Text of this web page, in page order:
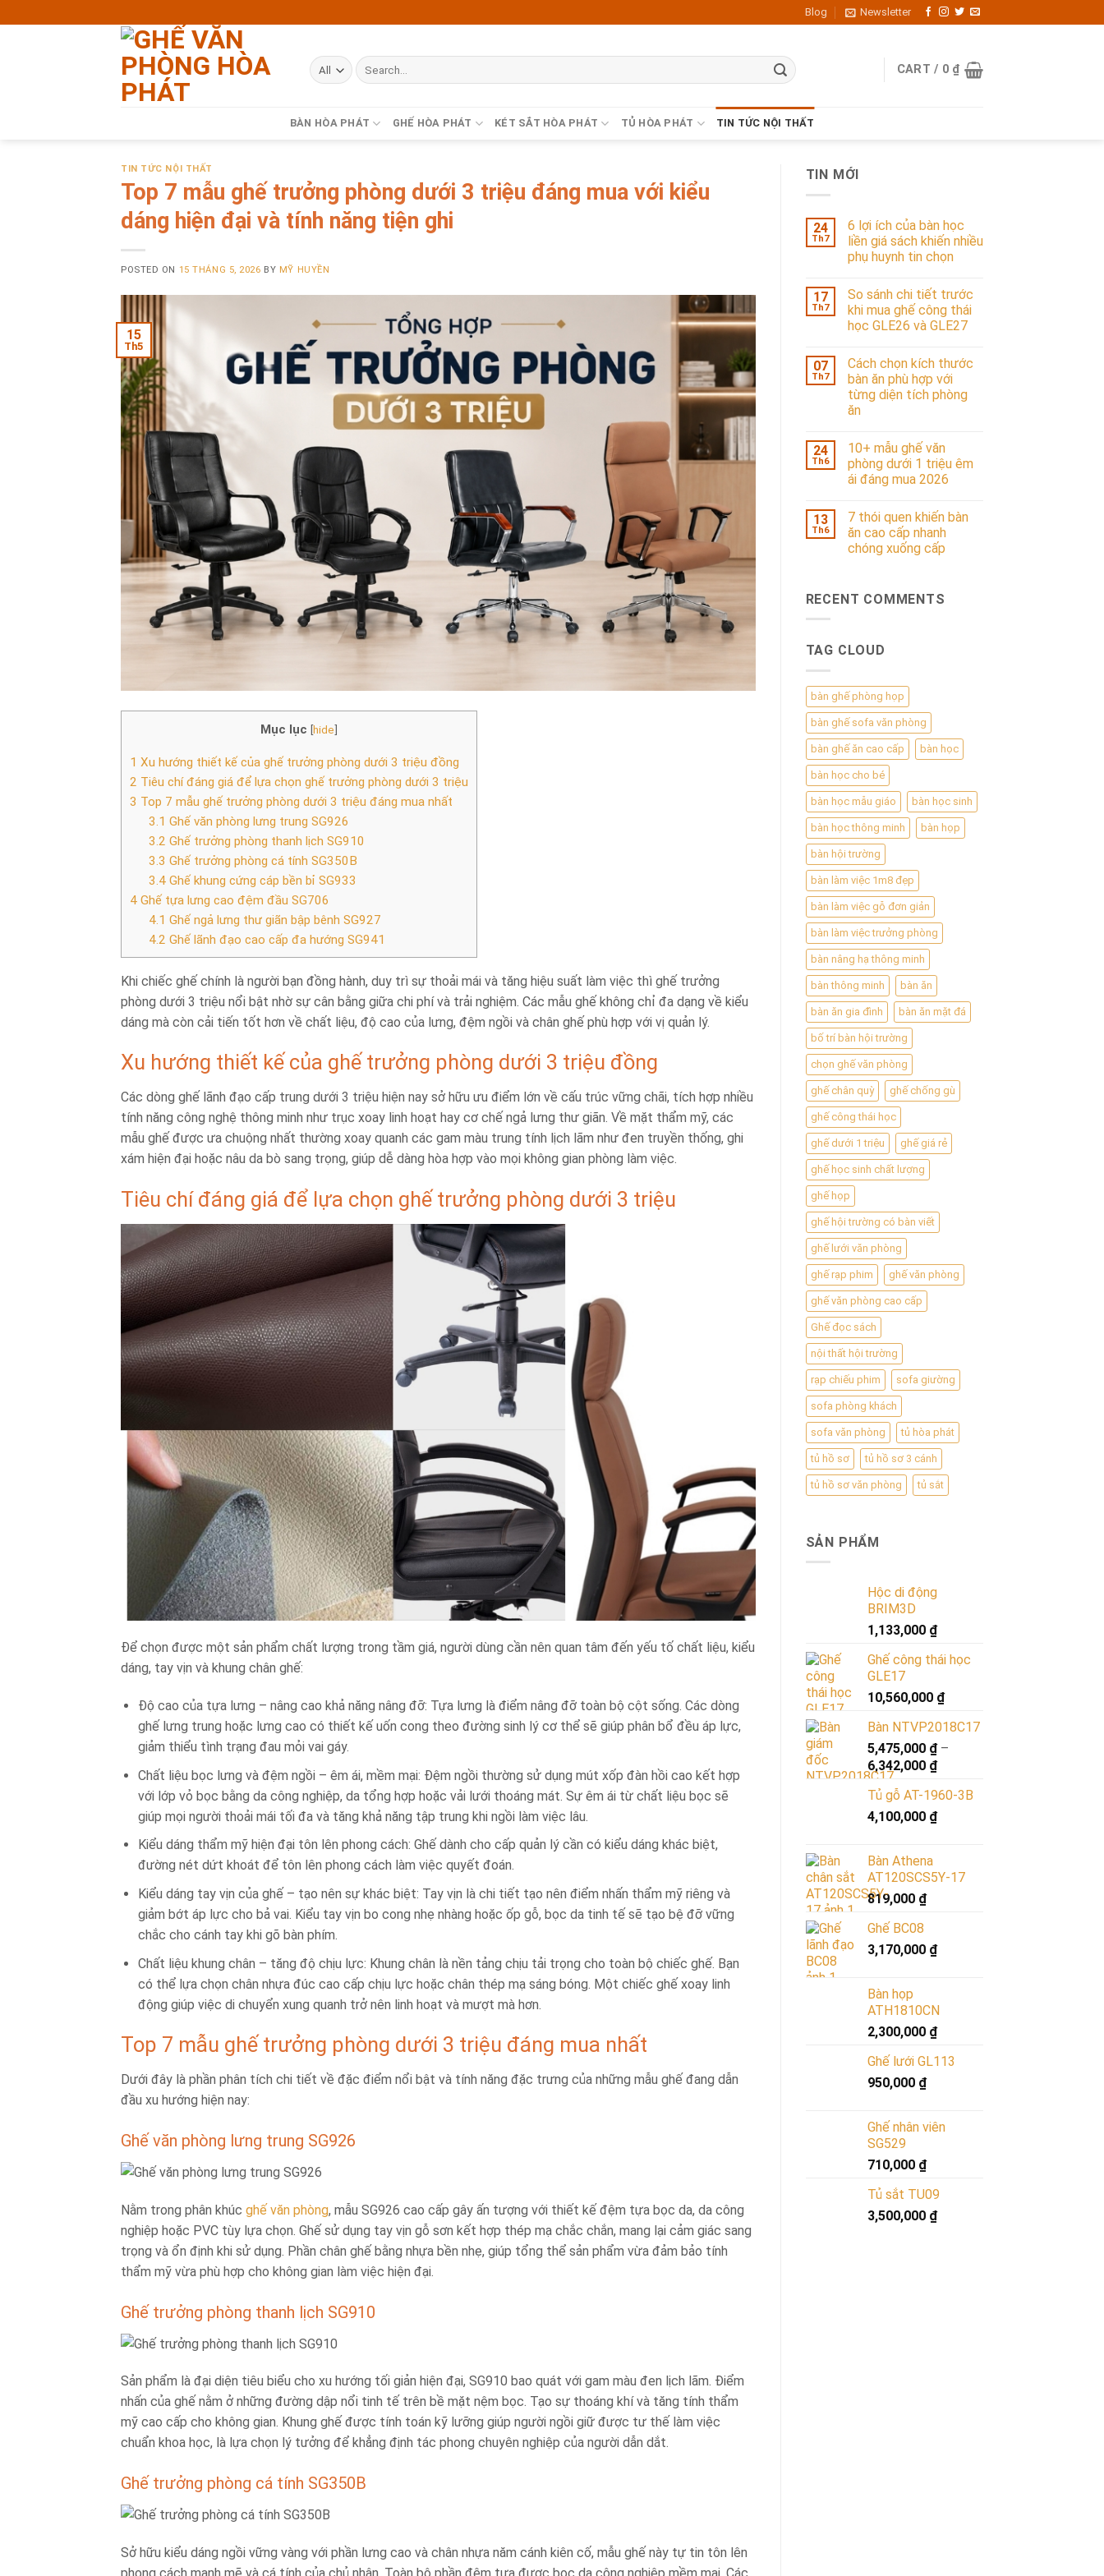
to
Blog Newsletter
CART / 0 ₫
BÀN HÒA PHÁT GHẾ HÒA PHÁT KÉT SẮT HÒA PHÁT TỦ HÒA PHÁT TIN TỨC NỘI THẤT
TIN TỨC NỘI THẤT
Top 7 mẫu ghế trưởng phòng dưới 3 triệu đáng mua với kiểu
dáng hiện đại và tính năng tiện ghi
POSTED ON 15 THÁNG 5, 2026 BY MỸ HUYỀN
15
Th5
Mục lục [hide]
1 Xu hướng thiết kế của ghế trưởng phòng dưới 3 triệu đồng
2 Tiêu chí đáng giá để lựa chọn ghế trưởng phòng dưới 3 triệu
3 Top 7 mẫu ghế trưởng phòng dưới 3 triệu đáng mua nhất
3.1 Ghế văn phòng lưng trung SG926
3.2 Ghế trưởng phòng thanh lịch SG910
3.3 Ghế trưởng phòng cá tính SG350B
3.4Ghế khung cứng cáp bền bỉ SG933
4 Ghế tựa lưng cao đệm đầu SG706
4.1 Ghế ngả lưng thư giãn bập bênh SG927
4.2 Ghế lãnh đạo cao cấp đa hướng SG941
Khi chiếc ghế chính là người bạn đồng hành, duy trì sự thoải mái và tăng hiệu suất làm việc thì ghế trưởng
phòng dưới 3 triệu nổi bật nhờ sự cân bằng giữa chi phí và trải nghiệm. Các mẫu ghế không chỉ đa dạng về kiểu
dáng mà còn cải tiến tốt hơn về chất liệu, độ cao của lưng, đệm ngồi và chân ghế phù hợp với vị quản lý.
Xu hướng thiết kế của ghế trưởng phòng dưới 3 triệu đồng
Các dòng ghế lãnh đạo cấp trung dưới 3 triệu hiện nay sở hữu ưu điểm lớn về cấu trúc vững chãi, tích hợp nhiều
tính năng công nghệ thông minh như trục xoay linh hoạt hay cơ chế ngả lưng thư giãn. Về mặt thẩm mỹ, các
mẫu ghế được ưa chuộng nhất thường xoay quanh các gam màu trung tính lịch lãm như đen truyền thống, ghi
xám hiện đại hoặc nâu da bò sang trọng, giúp dễ dàng hòa hợp vào mọi không gian phòng làm việc.
Tiêu chí đáng giá để lựa chọn ghế trưởng phòng dưới 3 triệu
Để chọn được một sản phẩm chất lượng trong tầm giá, người dùng cần nên quan tâm đến yếu tố chất liệu, kiểu
dáng, tay vịn và khung chân ghế:
Độ cao của tựa lưng – nâng cao khả năng nâng đỡ: Tựa lưng là điểm nâng đỡ toàn bộ cột sống. Các dòng
ghế lưng trung hoặc lưng cao có thiết kế uốn cong theo đường sinh lý cơ thể sẽ giúp phân bổ đều áp lực,
giảm thiểu tình trạng đau mỏi vai gáy.
Chất liệu bọc lưng và đệm ngồi – êm ái, mềm mại: Đệm ngồi thường sử dụng mút xốp đàn hồi cao kết hợp
với lớp vỏ bọc bằng da công nghiệp, da tổng hợp hoặc vải lưới thoáng mát. Sự êm ái từ chất liệu bọc sẽ
giúp mọi người thoải mái tối đa và tăng khả năng tập trung khi ngồi làm việc lâu.
Kiểu dáng thẩm mỹ hiện đại tôn lên phong cách: Ghế dành cho cấp quản lý cần có kiểu dáng khác biệt,
đường nét dứt khoát để tôn lên phong cách làm việc quyết đoán.
Kiểu dáng tay vịn của ghế – tạo nên sự khác biệt: Tay vịn là chi tiết tạo nên điểm nhấn thẩm mỹ riêng và
giảm bớt áp lực cho bả vai. Kiểu tay vịn bo cong nhẹ nhàng hoặc ốp gỗ, bọc da tinh tế sẽ tạo bệ đỡ vững
chắc cho cánh tay khi gõ bàn phím.
Chất liệu khung chân – tăng độ chịu lực: Khung chân là nền tảng chịu tải trọng cho toàn bộ chiếc ghế. Bạn
có thể lựa chọn chân nhựa đúc cao cấp chịu lực hoặc chân thép mạ sáng bóng. Một chiếc ghế xoay linh
động giúp việc di chuyển xung quanh trở nên linh hoạt và mượt mà hơn.
Top 7 mẫu ghế trưởng phòng dưới 3 triệu đáng mua nhất
Dưới đây là phần phân tích chi tiết về đặc điểm nổi bật và tính năng đặc trưng của những mẫu ghế đang dẫn
đầu xu hướng hiện nay:
Ghế văn phòng lưng trung SG926
Nằm trong phân khúc ghế văn phòng, mẫu SG926 cao cấp gây ấn tượng với thiết kế đệm tựa bọc da, da công
nghiệp hoặc PVC tùy lựa chọn. Ghế sử dụng tay vịn gỗ sơn kết hợp thép mạ chắc chắn, mang lại cảm giác sang
trọng và ổn định khi sử dụng. Phần chân ghế bằng nhựa bền nhẹ, giúp tổng thể sản phẩm vừa đảm bảo tính
thẩm mỹ vừa phù hợp cho không gian làm việc hiện đại.
Ghế trưởng phòng thanh lịch SG910
Sản phẩm là đại diện tiêu biểu cho xu hướng tối giản hiện đại, SG910 bao quát với gam màu đen lịch lãm. Điểm
nhấn của ghế nằm ở những đường dập nổi tinh tế trên bề mặt nệm bọc. Tạo sự thoáng khí và tăng tính thẩm
mỹ cao cấp cho không gian. Khung ghế được tính toán kỹ lưỡng giúp người ngồi giữ được tư thế làm việc
chuẩn khoa học, là lựa chọn lý tưởng để khẳng định tác phong chuyên nghiệp của người dẫn dắt.
Ghế trưởng phòng cá tính SG350B
Sở hữu kiểu dáng ngồi vững vàng với phần lưng cao và chân nhựa năm cánh kiên cố, mẫu ghế này tự tin tôn lên
TIN MỚI
24
Th7
6 lợi ích của bàn học
liền giá sách khiến nhiều
phụ huynh tin chọn
17
Th7
So sánh chi tiết trước
khi mua ghế công thái
học GLE26 và GLE27
07
Th7
Cách chọn kích thước
bàn ăn phù hợp với
từng diện tích phòng
ăn
24
Th6
10+ mẫu ghế văn
phòng dưới 1 triệu êm
ái đáng mua 2026
13
Th6
7 thói quen khiến bàn
ăn cao cấp nhanh
chóng xuống cấp
RECENT COMMENTS
TAG CLOUD
bàn ghế phòng họp
bàn ghế sofa văn phòng
bàn ghế ăn cao cấp bàn học
bàn học cho bé
bàn học mẫu giáo bàn học sinh
bàn học thông minh bàn họp
bàn hội trường
bàn làm việc 1m8 đẹp
bàn làm việc gỗ đơn giản
bàn làm việc trưởng phòng
bàn nâng hạ thông minh
bàn thông minh bàn ăn
bàn ăn gia đình bàn ăn mặt đá
bố trí bàn hội trường
chọn ghế văn phòng
ghế chân quỳ ghế chống gù
ghế công thái học
ghế dưới 1 triệu ghế giá rẻ
ghế học sinh chất lượng
ghế họp
ghế hội trường có bàn viết
ghế lưới văn phòng
ghế rạp phim ghế văn phòng
ghế văn phòng cao cấp
Ghế đọc sách
nội thất hội trường
rạp chiếu phim sofa giường
sofa phòng khách
sofa văn phòng tủ hòa phát
tủ hồ sơ tủ hồ sơ 3 cánh
tủ hồ sơ văn phòng tủ sắt
SẢN PHẨM
Hộc di động
BRIM3D
1,133,000 ₫
Ghế công thái học
GLE17
10,560,000 ₫
Bàn NTVP2018C17
5,475,000 ₫–
6,342,000 ₫
Tủ gỗ AT-1960-3B
4,100,000 ₫
Bàn Athena
AT120SCS5Y-17
819,000 ₫
Ghế BC08
3,170,000 ₫
Bàn họp
ATH1810CN
2,300,000 ₫
Ghế lưới GL113
950,000 ₫
Ghế nhân viên
SG529
710,000 ₫
Tủ sắt TU09
3,500,000 ₫